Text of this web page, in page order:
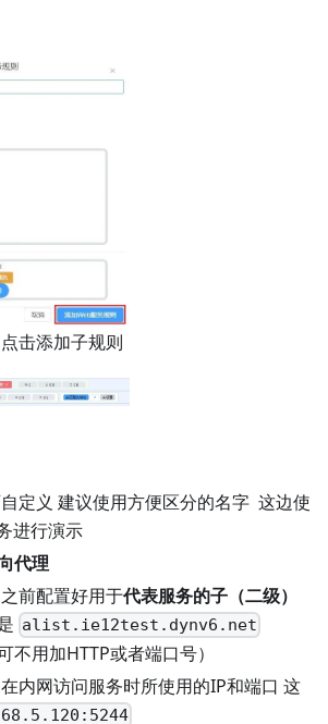
击添加子规则
定义 建议使用方便区分的名字 这边使
进行演示
代理
前配置好用于代表服务的子（二级）
alist.ie12test.dynv6.net
不用加HTTP或者端口号）
内网访问服务时所使用的IP和端口 这